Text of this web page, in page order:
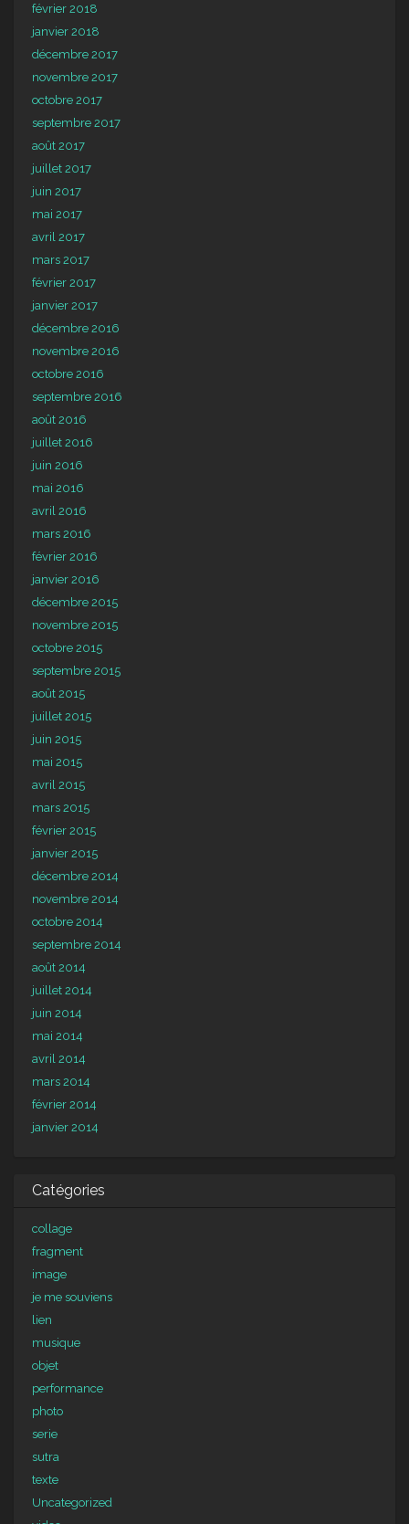
février 2018
janvier 2018
décembre 2017
novembre 2017
octobre 2017
septembre 2017
août 2017
juillet 2017
juin 2017
mai 2017
avril 2017
mars 2017
février 2017
janvier 2017
décembre 2016
novembre 2016
octobre 2016
septembre 2016
août 2016
juillet 2016
juin 2016
mai 2016
avril 2016
mars 2016
février 2016
janvier 2016
décembre 2015
novembre 2015
octobre 2015
septembre 2015
août 2015
juillet 2015
juin 2015
mai 2015
avril 2015
mars 2015
février 2015
janvier 2015
décembre 2014
novembre 2014
octobre 2014
septembre 2014
août 2014
juillet 2014
juin 2014
mai 2014
avril 2014
mars 2014
février 2014
janvier 2014
Catégories
collage
fragment
image
je me souviens
lien
musique
objet
performance
photo
serie
sutra
texte
Uncategorized